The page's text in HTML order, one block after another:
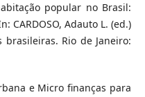
popular no Brasil:
CARDOSO, Adauto L. (ed.)
brasileiras. Rio de Janeiro:
e Micro finanças para